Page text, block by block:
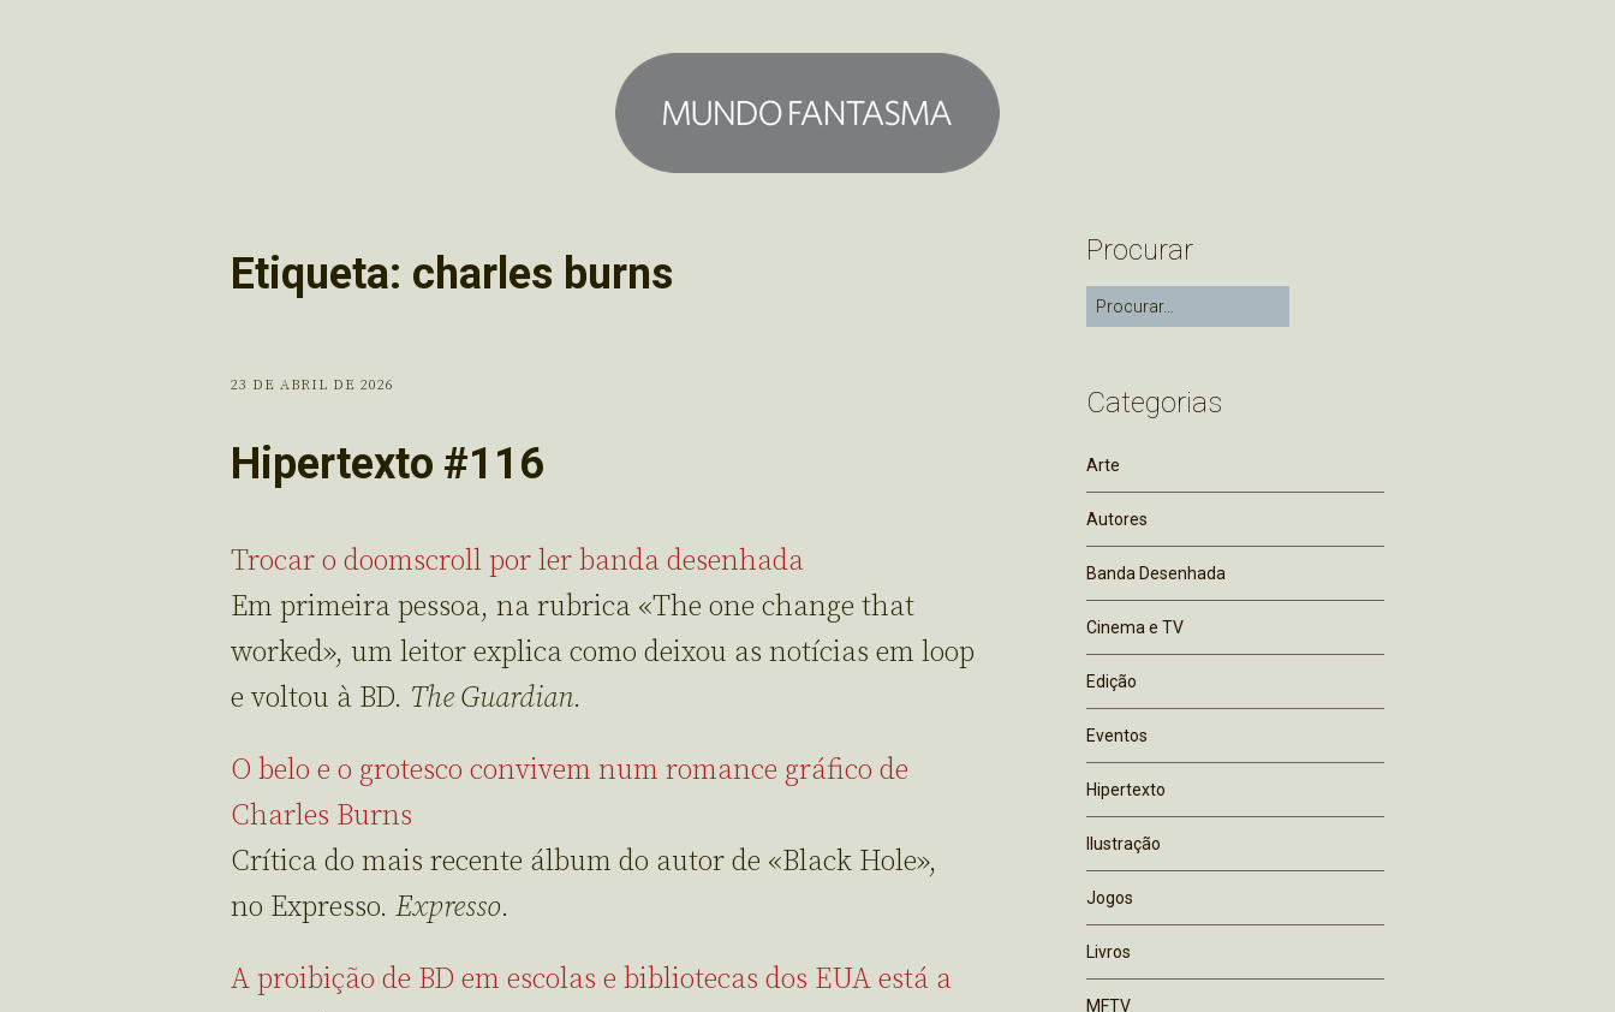
Etiqueta: charles burns
23 DE ABRIL DE 2026
Hipertexto #116
Trocar o doomscroll por ler banda desenhada
Em primeira pessoa, na rubrica «The one change that
worked», um leitor explica como deixou as notícias em loop
e voltou à BD. The Guardian.
O belo e o grotesco convivem num romance gráfico de
Charles Burns
Crítica do mais recente álbum do autor de «Black Hole»,
no Expresso. Expresso.
A proibição de BD em escolas e bibliotecas dos EUA está a
Procurar
Categorias
Arte
Autores
Banda Desenhada
Cinema e TV
Edição
Eventos
Hipertexto
Ilustração
Jogos
Livros
MFTV